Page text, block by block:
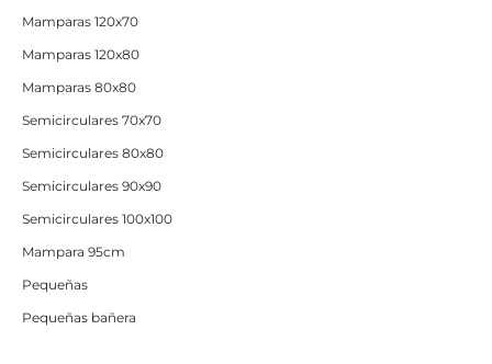
Mamparas 120x70
Mamparas 120x80
Mamparas 80x80
Semicirculares 70x70
Semicirculares 80x80
Semicirculares 90x90
Semicirculares 100x100
Mampara 95cm
Pequeñas
Pequeñas bañera